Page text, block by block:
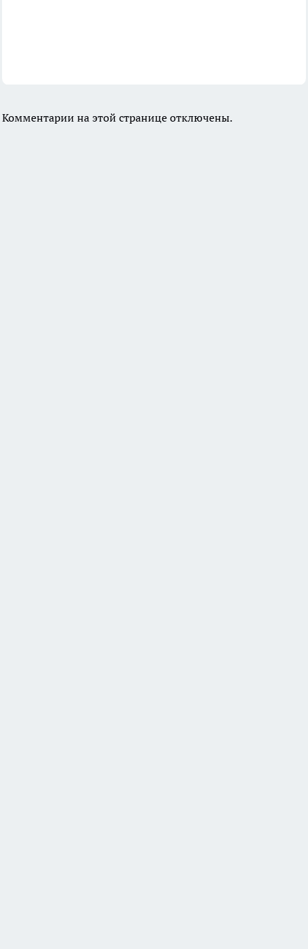
Комментарии на этой странице отключены.